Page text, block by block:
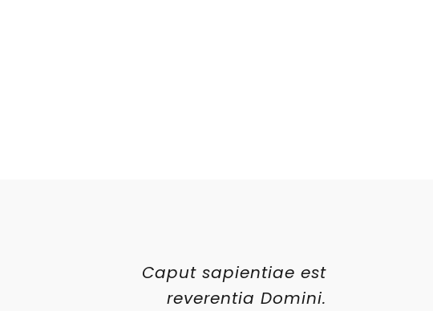
Caput sapientiae est
reverentia Domini.